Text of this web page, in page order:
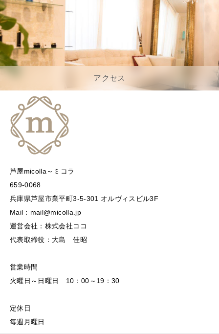
アクセス
芦屋micolla～ミコラ
659-0068
兵庫県芦屋市業平町3-5-301 オルヴィスビル3F
Mail：mail@micolla.jp
運営会社：株式会社ココ
代表取締役：大島 佳昭
営業時間
火曜日～日曜日 10：00～19：30
定休日
毎週月曜日